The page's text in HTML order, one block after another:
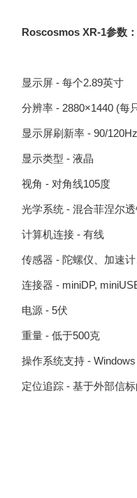
Roscosmos XR-1参数：
显示屏 - 每个2.89英寸
分辨率 - 2880×1440 (每
显示屏刷新率 - 90/
显示类型 - 液晶
视角 - 对角线105度
光学系统 - 混合菲涅尔
计算机连接 - 有线
传感器 - 陀螺仪、加速
连接器 - miniDP,
电源 - 5伏
重量 - 低于500克
操作系统支持 -
定位追踪 - 基于外部信